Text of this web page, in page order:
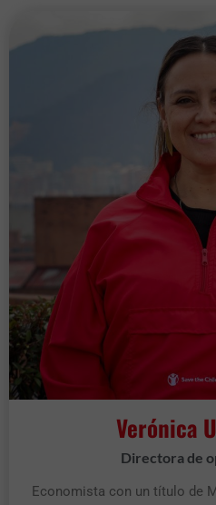
Verónica
Directora de
Economista con un título de